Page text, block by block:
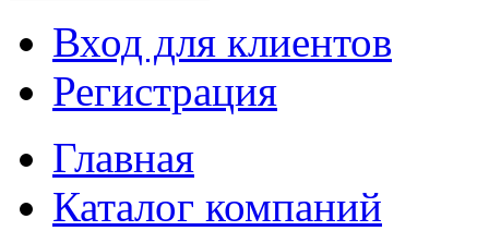
Вход для клиентов
Регистрация
Главная
Каталог компаний